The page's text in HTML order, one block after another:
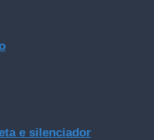
e silenciador